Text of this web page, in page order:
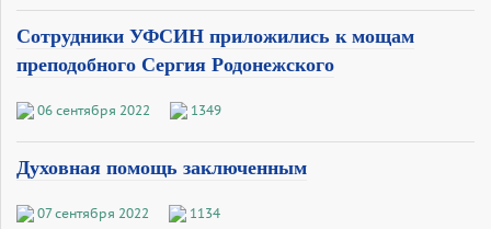
Сотрудники УФСИН приложились к мощам
преподобного Сергия Родонежского
06 сентября 2022 1349
Духовная помощь заключенным
07 сентября 2022 1134